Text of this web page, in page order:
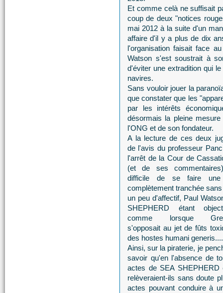
Et comme celà ne suffisait
coup de deux "notices
mai 2012 à la suite d'un
affaire d'il y a plus de dix
l'organisation faisait face
Watson s'est soustrait à
d'éviter une extradition qui
navires.
Sans vouloir jouer la
que constater que les
par les intérêts
désormais la pleine
l'ONG et de son fondateur.
A la lecture de ces deux
de l'avis du professeur
l'arrêt de la Cour de
(et de ses
difficile de se faire une
complètement tranchée
un peu d'affectif, Paul
SHEPHERD étant
comme lorsque
s'opposait au jet de fûts
des hostes humani generis....
Ainsi, sur la piraterie, je
savoir qu'en l'absence de
actes de SEA
relèveraient-ils sans doute
actes pouvant conduire à